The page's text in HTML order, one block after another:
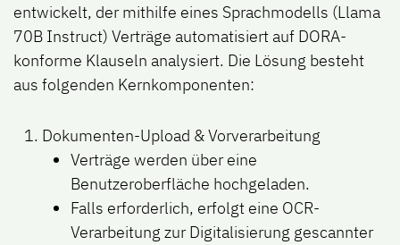
entwickelt, der mithilfe eines Sprachmodells (Llama
70B Instruct) Verträge automatisiert auf DORA-
konforme Klauseln analysiert. Die Lösung besteht
aus folgenden Kernkomponenten:
Dokumenten-Upload & Vorverarbeitung
Verträge werden über eine
Benutzeroberfläche hochgeladen.
Falls erforderlich, erfolgt eine OCR-
Verarbeitung zur Digitalisierung gescannter